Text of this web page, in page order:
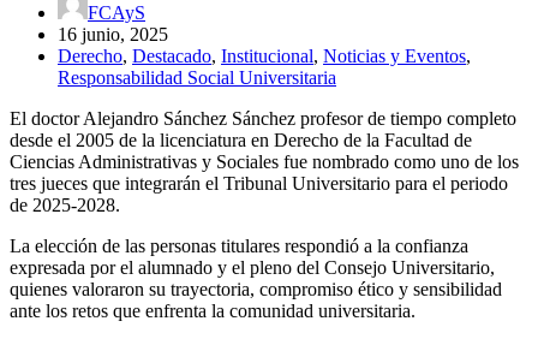
FCAyS
16 junio, 2025
Derecho, Destacado, Institucional, Noticias y Eventos,
Responsabilidad Social Universitaria
El doctor Alejandro Sánchez Sánchez profesor de tiempo completo
desde el 2005 de la licenciatura en Derecho de la Facultad de
Ciencias Administrativas y Sociales fue nombrado como uno de los
tres jueces que integrarán el Tribunal Universitario para el periodo
de 2025-2028.
La elección de las personas titulares respondió a la confianza
expresada por el alumnado y el pleno del Consejo Universitario,
quienes valoraron su trayectoria, compromiso ético y sensibilidad
ante los retos que enfrenta la comunidad universitaria.